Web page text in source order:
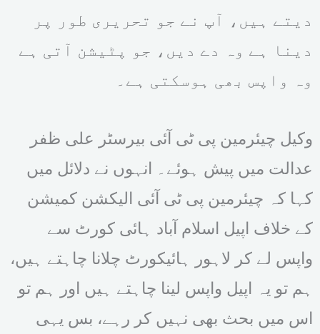
دیتے ہیں، آپ نے جو تحریری طور پر
دینا ہے وہ دے دیں، جو پٹیشن آتی ہے
وہ واپس بھی ہوسکتی ہے۔
وکیل چیئرمین پی ٹی آئی بیرسٹر علی ظفر
عدالت میں پیش ہوئے۔ انہوں نے دلائل میں
کہا کہ چیئرمین پی ٹی آئی الیکشن کمیشن
کے خلاف اپیل اسلام آباد ہائی کورٹ سے
واپس لے کر لاہور ہائیکورٹ چلانا چاہتے ہیں،
ہم تو یہ اپیل واپس لینا چاہتے ہیں اور ہم تو
اس میں بحث بھی نہیں کر رہے، بس یہی